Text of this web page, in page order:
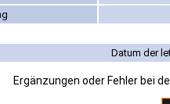
Datum der
Ergänzungen oder Fehler bei